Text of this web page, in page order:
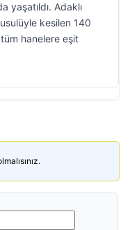
yaşatıldı. Adaklı
kesilen 140
hanelere eşit